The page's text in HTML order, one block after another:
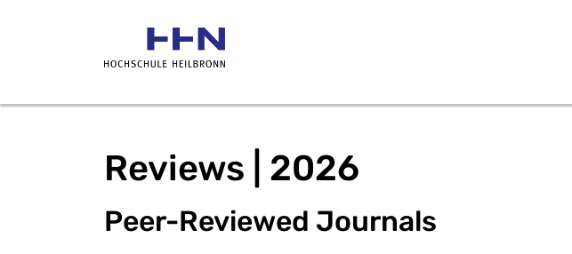
Reviews | 2026
Peer-Reviewed Journals